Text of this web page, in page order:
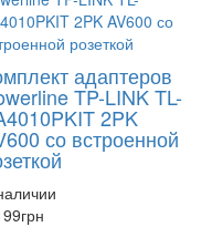
адаптеров
TP-LINK TL-
2PK
со встроенной
грн